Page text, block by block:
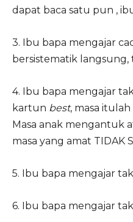
dapat baca satu pun ,
3. Ibu bapa mengajar
bersistematik langsung,
4. Ibu bapa mengajar
kartun best, masa
Masa anak mengantuk
masa yang amat TIDAK
5. Ibu bapa mengajar
6. Ibu bapa mengajar